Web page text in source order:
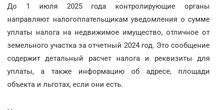
До 1 июля 2025 года контролирующие органы
направляют налогоплательщикам уведомления о сумме
уплаты налога на недвижимое имущество, отличное от
земельного участка за отчетный 2024 год. Это сообщение
содержит детальный расчет налога и реквизиты для
уплаты, а также информацию об адресе, площади
объекта и льготах, если они есть.